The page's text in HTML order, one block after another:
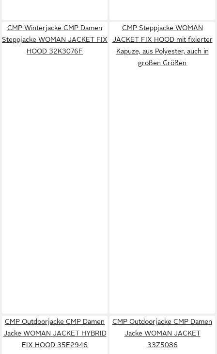
CMP Winterjacke CMP Damen
Steppjacke WOMAN JACKET FIX
HOOD 32K3076F
CMP Steppjacke WOMAN
JACKET FIX HOOD mit fixierter
Kapuze, aus Polyester, auch in
großen Größen
CMP Outdoorjacke CMP Damen
Jacke WOMAN JACKET HYBRID
FIX HOOD 35E2946
CMP Outdoorjacke CMP Damen
Jacke WOMAN JACKET
33Z5086